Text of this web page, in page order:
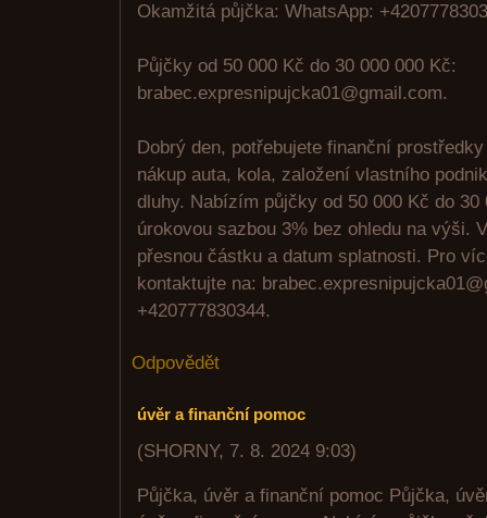
Okamžitá půjčka: WhatsApp:
Půjčky od 50 000 Kč do 30 000 000 Kč:
brabec.expresnipujcka01@gmail.com.
Dobrý den, potřebujete finanční
nákup auta, kola, založení vlastního
dluhy. Nabízím půjčky od 50 000 Kč do 30
úrokovou sazbou 3% bez ohledu na výši.
přesnou částku a datum splatnosti. Pro
kontaktujte na:
+420777830344.
Odpovědět
úvěr a finanční pomoc
(SHORNY, 7. 8. 2024 9:03)
Půjčka, úvěr a finanční pomoc Půjčka,